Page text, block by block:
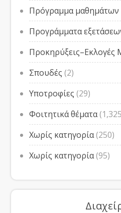
Πρόγραμμα μαθημάτων
Προγράμματα
Σπουδές (2)
Υποτροφίες (29)
Φοιτητικά θέματα
Χωρίς κατηγορία(250)
Χωρίς κατηγορία(95)